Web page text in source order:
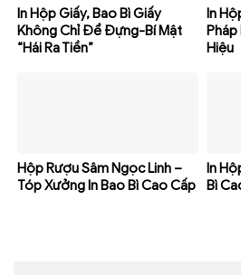
In Hộp Giấy, Bao Bì Giấy
Không Chỉ Để Đựng-Bí Mật
“Hái Ra Tiền”
In
Hiệu
Hộp Rượu Sâm Ngọc Linh –
Tóp Xưởng In Bao Bì Cao Cấp
In
Bì